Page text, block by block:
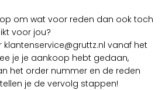
om wat voor reden dan ook toch
voor jou?
klantenservice@gruttz.nl vanaf het
je je aankoop hebt gedaan,
het order nummer en de reden
je de vervolg stappen!